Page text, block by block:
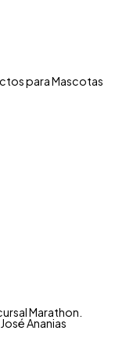
para Mascotas
Marathon.
Ananias